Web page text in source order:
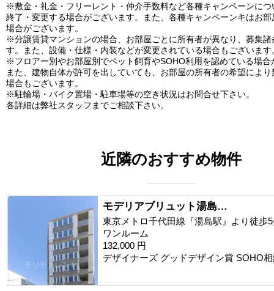
※敷金・礼金・フリーレント・仲介手数料など各種キャンペーンにつ
終了・変更する場合がございます。また、各種キャンペーンキはお
場合がございます。
※分譲賃貸マンションの場合、お部屋ごとに所有者が異なり、募集諸
す。また、設備・仕様・内装などが変更されている場合もございます
※フロアー別やお部屋別でペット飼育やSOHO利用を認めている場合
また、建物自体が許可を出していても、お部屋の所有者の希望によ
場合もございます。
※駐輪場・バイク置場・駐車場等の空き状況はお問合せ下さい。
各詳細は弊社スタッフまでご相談下さい。
近隣のおすすめ物件
モデリアブリュット湯島…
東京メトロ千代田線『湯島駅』より徒歩
ワンルーム
132,000 円
デザイナーズ グッドデザイン賞 SOHO